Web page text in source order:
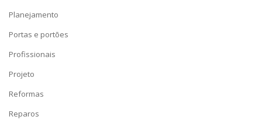
Planejamento
Portas e portões
Profissionais
Projeto
Reformas
Reparos